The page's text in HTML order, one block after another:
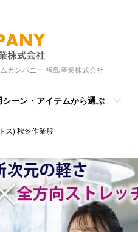
カンパニー 福島産業株式会社
シーン・アイテムから選ぶ
ス) 秋冬作業服